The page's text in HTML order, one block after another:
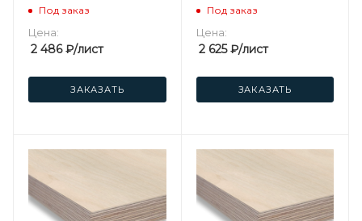
березовая
Под заказ
Цена:
2 486₽/лист
ЗАКАЗАТЬ
березовая
Под заказ
Цена:
2 625₽/лист
ЗАКАЗАТЬ